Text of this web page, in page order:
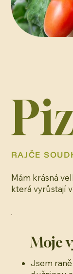
RAJČE
Mám krásná
která vyrůstají
Moje
Jsem